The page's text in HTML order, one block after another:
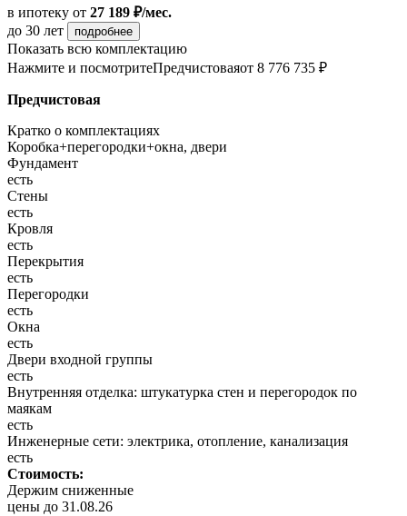
в ипотеку от 27 189 ₽/мес.
до 30 лет
подробнее
Показать всю комплектацию
Нажмите и посмотритеПредчистоваяот 8 776 735 ₽
Предчистовая
Кратко о комплектациях
Коробка+перегородки+окна, двери
Фундамент
есть
Стены
есть
Кровля
есть
Перекрытия
есть
Перегородки
есть
Окна
есть
Двери входной группы
есть
Внутренняя отделка: штукатурка стен и перегородок по
маякам
есть
Инженерные сети: электрика, отопление, канализация
есть
Стоимость:
Держим сниженные
цены до 31.08.26